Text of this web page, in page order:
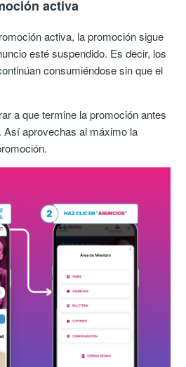
activa
activa, la promoción sigue
esté suspendido. Es decir, los
consumiéndose sin que el
a que termine la promoción antes
Así aprovechas al máximo la